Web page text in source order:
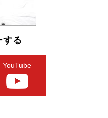
する
YouTube